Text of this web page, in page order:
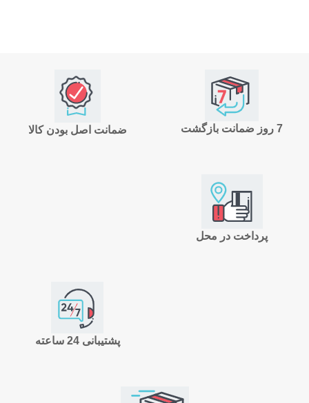
ضمانت اصل بودن کالا 7 روز ضمانت بازگشت
پرداخت در محل
پشتیبانی 24 ساعته